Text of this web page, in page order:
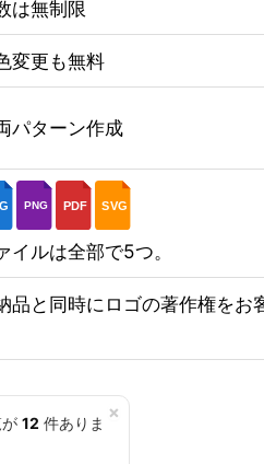
は無制限
変更も無料
パターン作成
PNG PDF SVG
イルは全部で5つ。
品と同時にロゴの著作権をお
×
12 件ありま